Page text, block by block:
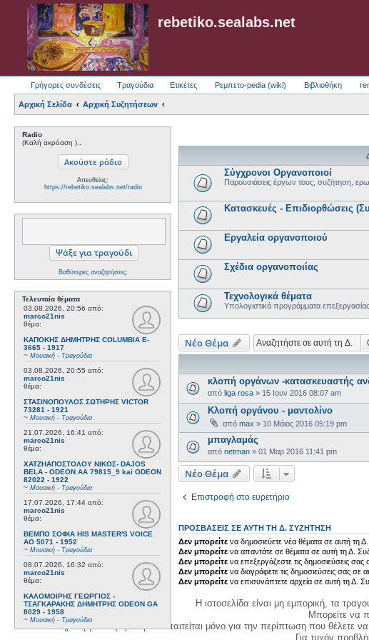
rebetiko.sealabs.net
Γρήγορες συνδέσεις Τραγούδια Ετικέτες Ρεμπετο-pedia (wiki) Βιβλιοθήκη
Αρχική Σελίδα Αρχική Συζητήσεων
Radio
(Καλή ακρόαση )..
Απευθείας:
https://rebetiko.sealabs.net/radio
Βαθύτερες αναζητήσεις;
Τελευταία θέματα
03.08.2026, 20:56 από:
marco21nis
θέμα:
ΚΑΠΟΚΗΣ ΔΗΜΗΤΡΗΣ COLUMBIA E-
3665 - 1917
~ Μουσική - Τραγούδια
03.08.2026, 20:55 από:
marco21nis
θέμα:
ΣΤΑΣΙΝΟΠΟΥΛΟΣ ΣΩΤΗΡΗΣ VICTOR
73281 - 1921
~ Μουσική - Τραγούδια
21.07.2026, 16:41 από:
marco21nis
θέμα:
ΧΑΤΖΗΑΠΟΣΤΟΛΟΥ ΝΙΚΟΣ- DAJOS
BELA - ODEON AA 79815_9 kai ODEON
82022 - 1922
~ Μουσική - Τραγούδια
17.07.2026, 17:44 από:
marco21nis
θέμα:
ΒΕΜΠΟ ΣΟΦΙΑ HIS MASTER'S VOICE
AO 5071 - 1952
~ Μουσική - Τραγούδια
08.07.2026, 16:32 από:
marco21nis
θέμα:
ΚΑΛΟΜΟΙΡΗΣ ΓΕΩΡΓΙΟΣ -
ΤΣΑΓΚΑΡΑΚΗΣ ΔΗΜΗΤΡΗΣ ODEON GA
8029 - 1958
~ Μουσική - Τραγούδια
Σύγχρονοι Οργανοποιοί
Παρουσιάσεις έργων τους, συζήτηση,
Κατασκευές - Επιδιορθώσεις
Εργαλεία οργανοποιού
Σχέδια οργανοποιίας
Τεχνολογικά θέματα
Υπολογιστικά προγράμματα
Νέο Θέμα
κλοπή οργάνων -κατασκευαστής
από liga rosa » 15 Ιουν 2016 08:07 am
Κλοπή οργάνου - μαντολίνο
από max » 10 Μάιος 2016 05:19 pm
μπαγλαμάς
από netman » 01 Μαρ 2016 11:41 pm
Νέο Θέμα
Επιστροφή στο ευρετήριο
ΠΡΟΣΒΆΣΕΙΣ ΣΕ ΑΥΤΉ ΤΗ Δ. ΣΥΖΉΤΗΣΗ
Δεν μπορείτε να δημοσιεύετε νέα θέματα σε αυτή τη
Δεν μπορείτε να απαντάτε σε θέματα σε αυτή τη Δ.
Δεν μπορείτε να επεξεργάζεστε τις δημοσιεύσεις
Δεν μπορείτε να διαγράφετε τις δημοσιεύσεις σας σε
Δεν μπορείτε να επισυνάπτετε αρχεία σε αυτή τη Δ.
Η ιστοσελίδα είναι μη εμπορική, τα
Μπορείτε να
Η δημιουργία λογαριασμού απαιτείται μόνο για την περίπτωση που θέλετε
Για τυχόν